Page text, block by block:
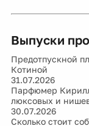
Выпуски
Предотпускной
Котиной
31.07.2026
Парфюмер
люксовых и
30.07.2026
Сколько стоит